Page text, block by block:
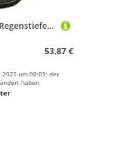
PVC-wasserdichte Regenstiefel for Herren ohne Schnürung, rutschfeste Gummistiefel mit breiter Spitze, for Schlamm-Mann-Schuhe Für Industrie Handwerk(42)
53,87 €
um 00:03; der
haben.